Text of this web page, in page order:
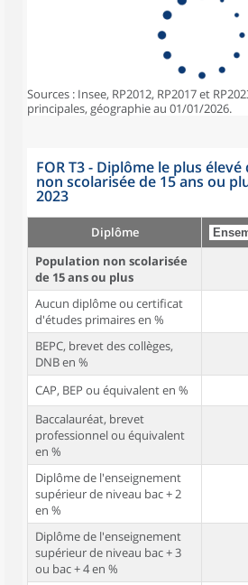
Sources : Insee, RP2012, RP2017 et
principales, géographie au 01/01/2026.
FOR T3 - Diplôme le plus
non scolarisée de 15 ans ou
2023
Diplôme
Population non scolarisée
de 15 ans ou plus
Aucun diplôme ou certificat
d'études primaires en %
BEPC, brevet des collèges,
DNB en %
CAP, BEP ou équivalent en %
Baccalauréat, brevet
professionnel ou équivalent
en %
Diplôme de l'enseignement
supérieur de niveau bac + 2
en %
Diplôme de l'enseignement
supérieur de niveau bac + 3
ou bac + 4 en %